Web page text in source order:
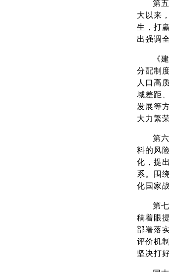
第
大以来
生，打
出强调
《
分配制
人口高
域差距
发展等
大力繁
第
料的风
化，提
系。围
化国家
第
稿着眼
部署落
评价机
坚决打